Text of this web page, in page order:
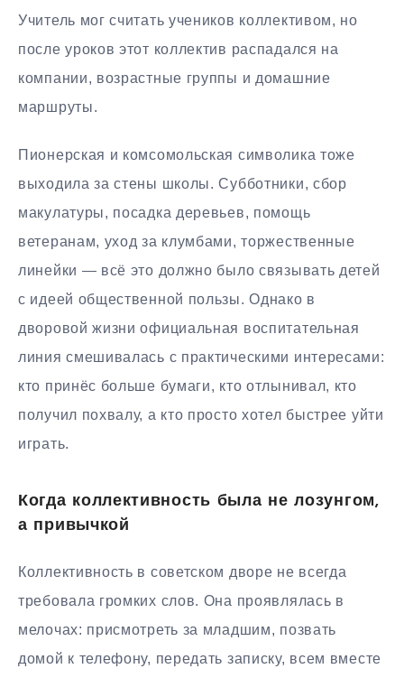
Учитель мог считать учеников коллективом, но
после уроков этот коллектив распадался на
компании, возрастные группы и домашние
маршруты.
Пионерская и комсомольская символика тоже
выходила за стены школы. Субботники, сбор
макулатуры, посадка деревьев, помощь
ветеранам, уход за клумбами, торжественные
линейки — всё это должно было связывать детей
с идеей общественной пользы. Однако в
дворовой жизни официальная воспитательная
линия смешивалась с практическими интересами:
кто принёс больше бумаги, кто отлынивал, кто
получил похвалу, а кто просто хотел быстрее уйти
играть.
Когда коллективность была не лозунгом,
а привычкой
Коллективность в советском дворе не всегда
требовала громких слов. Она проявлялась в
мелочах: присмотреть за младшим, позвать
домой к телефону, передать записку, всем вместе